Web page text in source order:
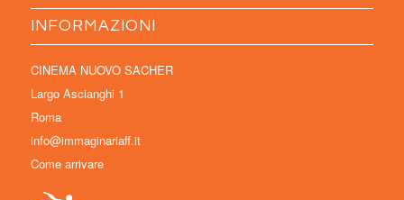
INFORMAZIONI
CINEMA NUOVO SACHER
Largo Ascianghi 1
Roma
info@immaginariaff.it
Come arrivare